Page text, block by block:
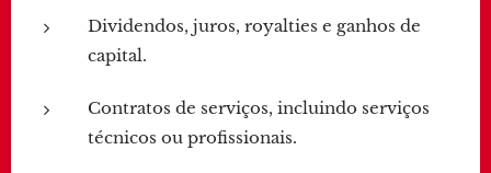
Dividendos, juros, royalties e ganhos de
capital.
Contratos de serviços, incluindo serviços
técnicos ou profissionais.